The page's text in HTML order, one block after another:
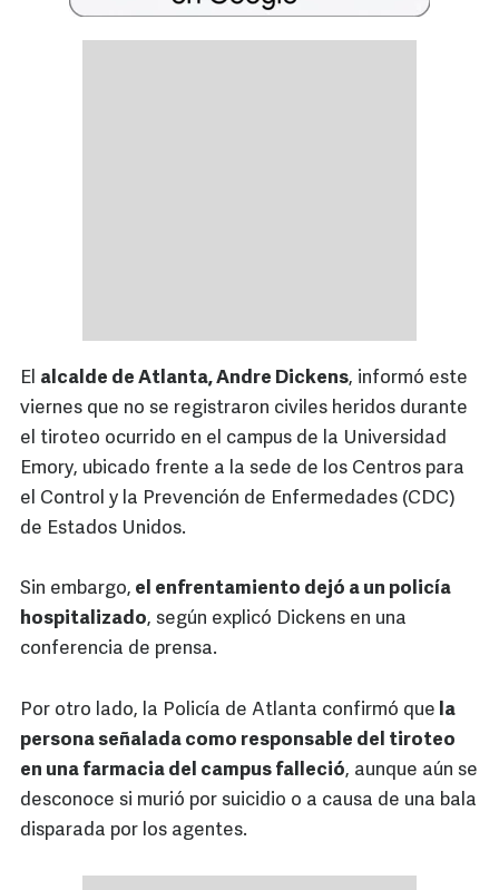
El alcalde de Atlanta, Andre Dickens, informó este
viernes que no se registraron civiles heridos durante
el tiroteo ocurrido en el campus de la Universidad
Emory, ubicado frente a la sede de los Centros para
el Control y la Prevención de Enfermedades (CDC)
de Estados Unidos.
Sin embargo, el enfrentamiento dejó a un policía
hospitalizado, según explicó Dickens en una
conferencia de prensa.
Por otro lado, la Policía de Atlanta confirmó que la
persona señalada como responsable del tiroteo
en una farmacia del campus falleció, aunque aún se
desconoce si murió por suicidio o a causa de una bala
disparada por los agentes.